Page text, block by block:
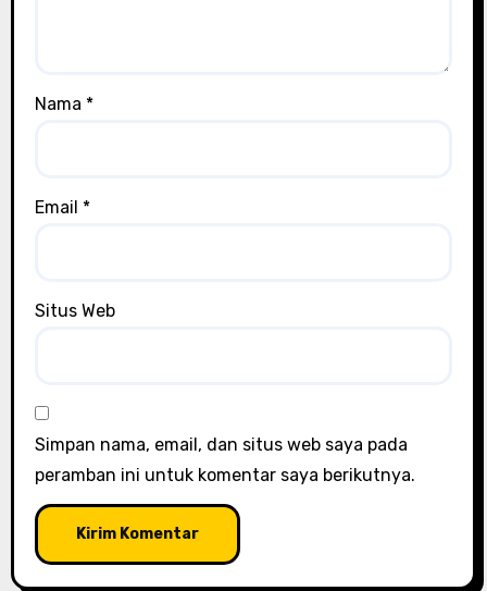
Nama *
Email *
Situs Web
Simpan nama, email, dan situs web saya pada
peramban ini untuk komentar saya berikutnya.